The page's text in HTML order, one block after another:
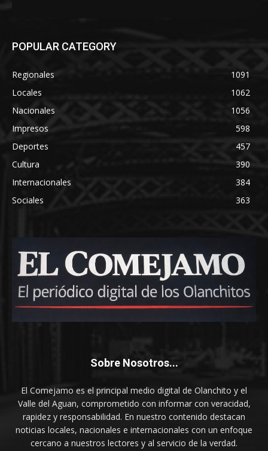
POPULAR CATEGORY
Regionales
1091
Locales
1062
Nacionales
1056
Impresos
598
Deportes
457
Cultura
390
Internacionales
384
Sociales
363
Sobre Nosotros...
El Comejamo es el principal medio digital de Olanchito y el
Valle del Aguan, comprometido con informar con veracidad,
rapidez y responsabilidad. En nuestro contenido destacan
noticias locales, nacionales e internacionales con un enfoque
cercano a nuestros lectores y al servicio de la verdad.